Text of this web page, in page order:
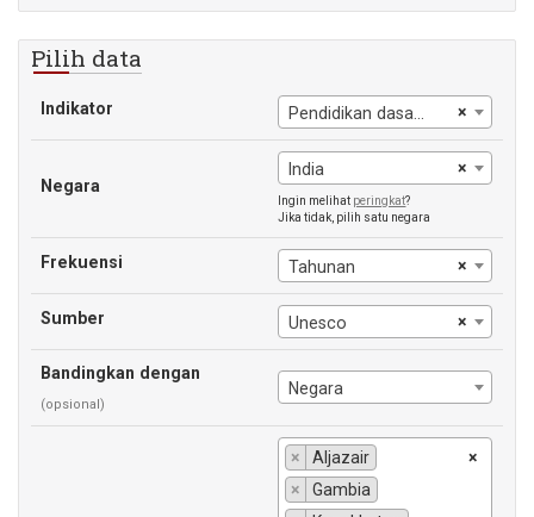
Pilih data
Indikator ×
Pendidikan dasar, guru
Negara
×
India
Ingin melihat peringkat?
Jika tidak, pilih satu negara
Frekuensi ×
Tahunan
Sumber ×
Unesco
Bandingkan dengan
(opsional)
Negara
×
×
Aljazair
×
Gambia